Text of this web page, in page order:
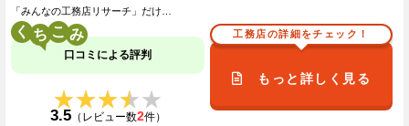
「みんなの工務店リサーチ」だけ…
く こ
口コミによる評判
★★★★★
★★★★★
3.5（レビュー数2件）
工務店の詳細をチェック！
もっと詳しく見る